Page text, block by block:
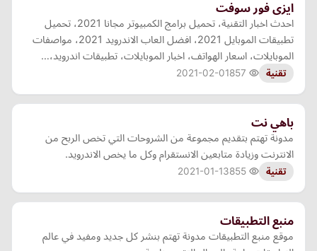
ايزى فور سوفت
احدث اخبار التقنية، تحميل برامج الكمبيوتر مجانا 2021، تحميل
تطبيقات الموبايل 2021، افضل العاب الاندرويد 2021، مواصفات
الموبايلات، اسعار الهواتف، اخبار الموبايلات، تطبيقات اندرويد،…
تقنية 2021-02-01
باهي نت
مدونة تهتم بتقديم مجموعة من الشروحات التي تخص الربح من
الانترنت وزيادة متابعين الانستقرام وكل ما يخص الاندرويد.
تقنية 2021-01-13
منبع التطبيقات
موقع منبع التطبيقات مدونة تهتم بنشر كل جديد ومفيد في عالم